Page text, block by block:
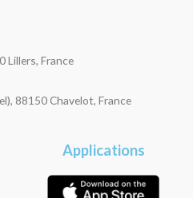
Lillers, France
88150 Chavelot, France
Applications